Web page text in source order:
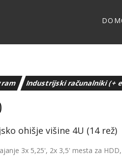
Industrijski računalniki (+
ohišje višine 4U (14 rež)
3x 5,25', 2x 3,5' mesta za